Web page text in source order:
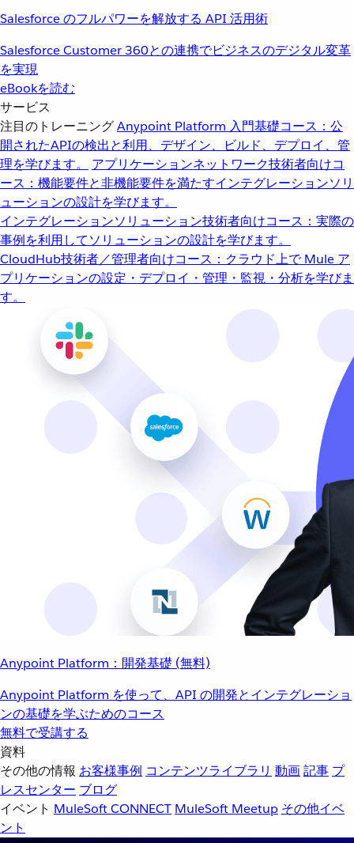
Salesforce のフルパワーを解放する API 活用術
Salesforce Customer 360との連携でビジネスのデジタル変革
を実現
eBookを読む
サービス
注目のトレーニングAnypoint Platform 入門基礎コース：公
開されたAPIの検出と利用、デザイン、ビルド、デプロイ、管
理を学びます。
アプリケーションネットワーク技術者向けコ
ース：機能要件と非機能要件を満たすインテグレーションソリ
ューションの設計を学びます。
インテグレーションソリューション技術者向けコース：実際の
事例を利用してソリューションの設計を学びます。
CloudHub技術者／管理者向けコース：クラウド上で Mule ア
プリケーションの設定・デプロイ・管理・監視・分析を学びま
す。
Anypoint Platform：開発基礎 (無料)
Anypoint Platform を使って、API の開発とインテグレーショ
ンの基礎を学ぶためのコース
無料で受講する
資料
その他の情報 お客様事例 コンテンツライブラリ 動画記事 プ
レスセンター ブログ
イベント MuleSoft CONNECT MuleSoft Meetup その他イベ
ント